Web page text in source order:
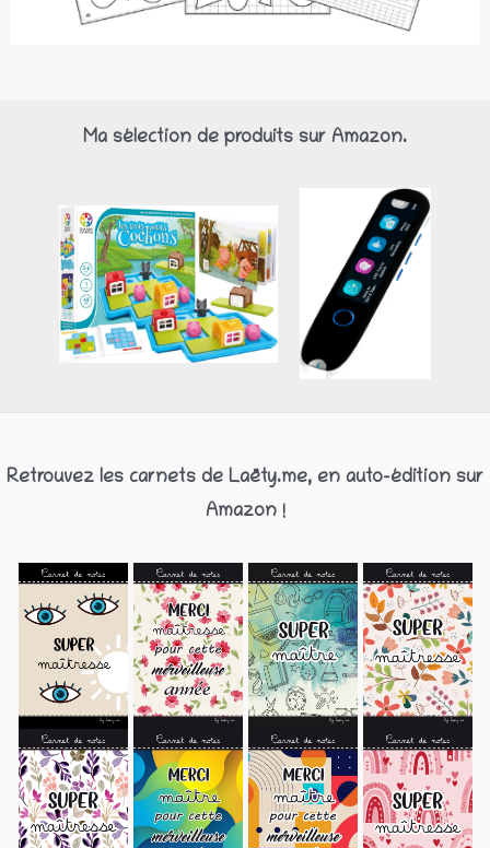
Ma sélection de produits sur Amazon.
Retrouvez les carnets de Laëty.me, en auto-édition sur
Amazon !